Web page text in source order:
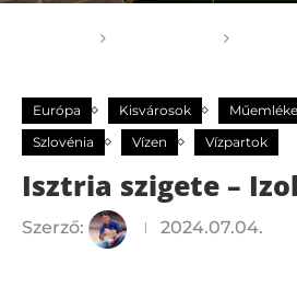
Európa Kisvárosok
Szlovénia
Vízen Vízpartok
Isztria szigete –
Szerző: 2024.07.04.